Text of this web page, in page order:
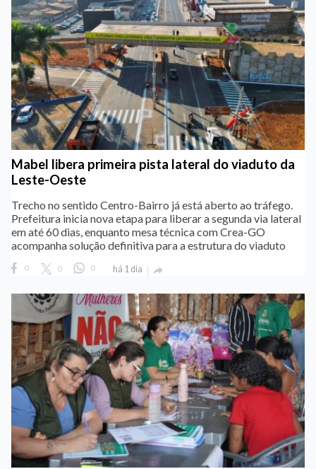
Mabel libera primeira pista lateral do viaduto da
Leste-Oeste
Trecho no sentido Centro-Bairro já está aberto ao tráfego.
Prefeitura inicia nova etapa para liberar a segunda via lateral
em até 60 dias, enquanto mesa técnica com Crea-GO
acompanha solução definitiva para a estrutura do viaduto
0 0 0 há 1 dia 